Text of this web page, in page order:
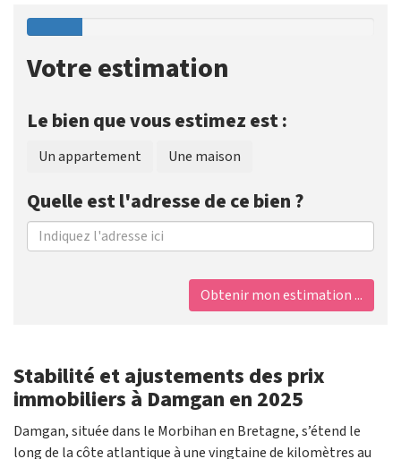
Votre estimation
Le bien que vous estimez est :
Un appartement Une maison
Quelle est l'adresse de ce bien ?
Obtenir mon estimation ...
Stabilité et ajustements des prix
immobiliers à Damgan en 2025
Damgan, située dans le Morbihan en Bretagne, s’étend le
long de la côte atlantique à une vingtaine de kilomètres au